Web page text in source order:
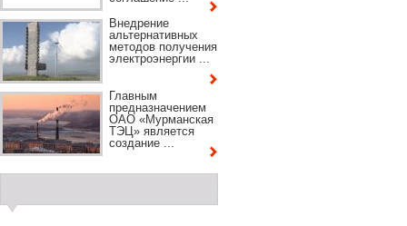
Внедрение
альтернативных
методов получения
электроэнергии ...
Главным
предназначением
ОАО «Мурманская
ТЭЦ» является
создание ...